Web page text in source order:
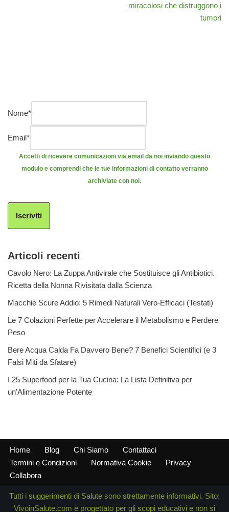
miracolosi che distruggono i
tumori
Nome*
Email*
Accetti di ricevere comunicazioni via email da noi inviando questo
modulo e comprendi che le tue informazioni di contatto verranno
archiviate con noi.
Iscriviti
Articoli recenti
Cavolo Nero: La Zuppa Antivirale che Sostituisce gli Antibiotici.
Ricetta della Nonna Rivisitata dalla Scienza
Macchie Scure Addio: 5 Rimedi Naturali Vero-Efficaci (Testati)
Le 7 Colazioni Perfette per Accelerare il Metabolismo e Perdere
Peso
Bere Acqua Calda Fa Davvero Bene? 7 Benefici Scientifici (e 3
Falsi Miti da Sfatare)
I 25 Superfood per la Tua Cucina: La Lista Definitiva per
un’Alimentazione Potente
Home Blog Chi Siamo
Contattaci
Termini e Condizioni
Normativa Cookie
Privacy
Collabora
Tutti i suggerimenti di Salute sono strettamente informativi. Sito:
VivoinSalute.com è progettato per gli scopi educativi e non si